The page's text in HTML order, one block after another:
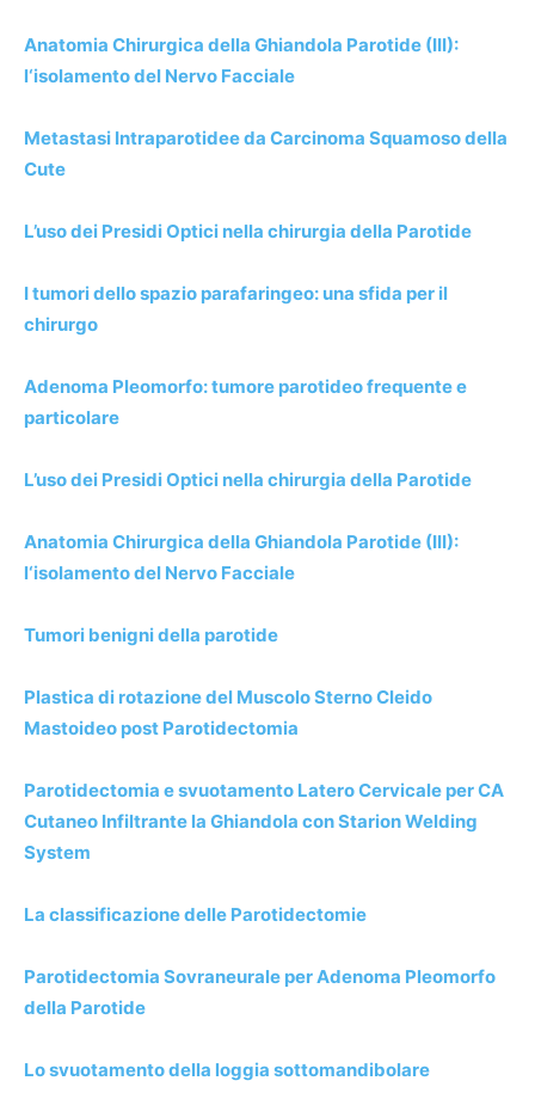
Anatomia Chirurgica della Ghiandola Parotide (III):
l‘isolamento del Nervo Facciale
Metastasi Intraparotidee da Carcinoma Squamoso della
Cute
L’uso dei Presidi Optici nella chirurgia della Parotide
I tumori dello spazio parafaringeo: una sfida per il
chirurgo
Adenoma Pleomorfo: tumore parotideo frequente e
particolare
L’uso dei Presidi Optici nella chirurgia della Parotide
Anatomia Chirurgica della Ghiandola Parotide (III):
l‘isolamento del Nervo Facciale
Tumori benigni della parotide
Plastica di rotazione del Muscolo Sterno Cleido
Mastoideo post Parotidectomia
Parotidectomia e svuotamento Latero Cervicale per CA
Cutaneo Infiltrante la Ghiandola con Starion Welding
System
La classificazione delle Parotidectomie
Parotidectomia Sovraneurale per Adenoma Pleomorfo
della Parotide
Lo svuotamento della loggia sottomandibolare